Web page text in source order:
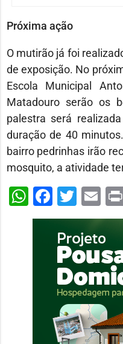
Próxima ação
O mutirão já foi
de exposição. No
Escola Municipal
Matadouro serão os
palestra será
duração de 40
bairro pedrinhas irão
mosquito, a atividade
WhatsApp